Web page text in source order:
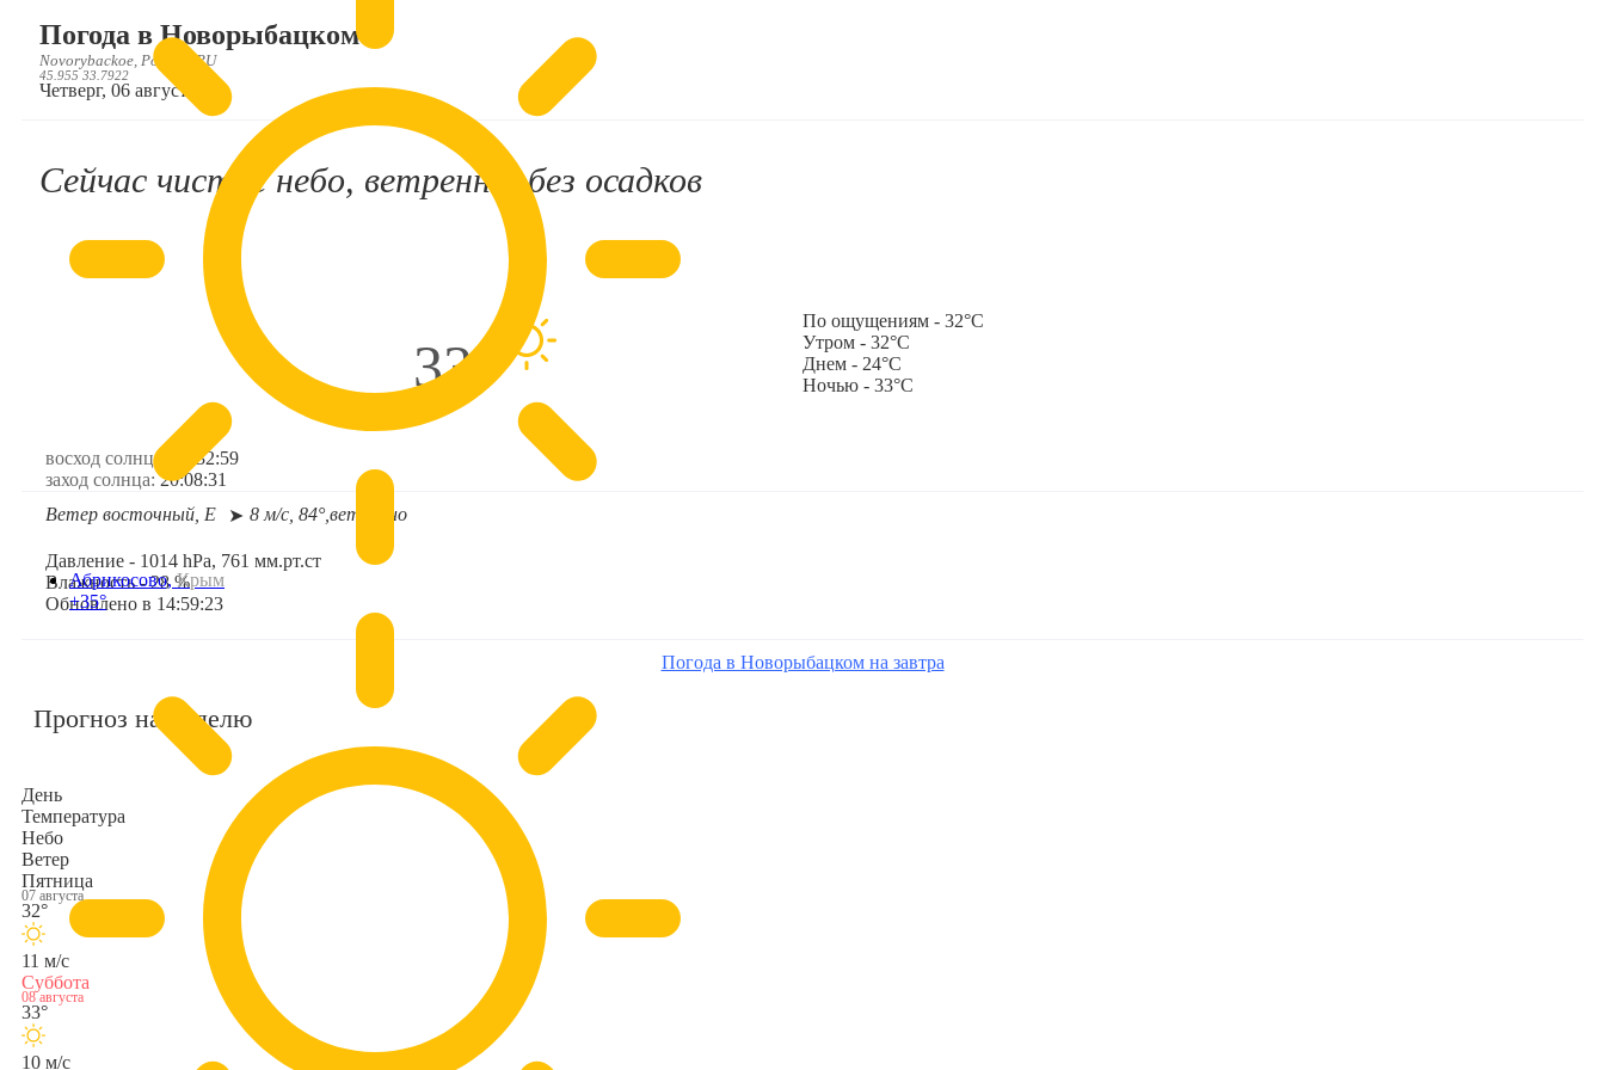
Абрикосово,Крым
+35°
Погода в Новорыбацком
Novorybackoe, Россия, RU
45.955 33.7922
Четверг, 06 августа
Сейчас чистое небо, ветренно, без осадков
33°
По ощущениям - 32°C
Утром - 32°C
Днем - 24°C
Ночью - 33°C
восход солнца:
05:32:59
заход солнца:20:08:31
Ветер восточный, E
➤ 8 м/с, 84°, ветренно
Давление - 1014 hPa, 761 мм.рт.ст
Влажность - 28 %
Обновлено в 14:59:23
Погода в Новорыбацком на завтра
Прогноз на неделю
День
Температура
Небо
Ветер
Пятница
07 августа
32°
11 м/с
Суббота
08 августа
33°
10 м/с